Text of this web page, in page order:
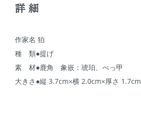
詳細
作家名 狛
種 類●提げ
素 材●鹿角 象嵌：琥珀、べっ甲
大きさ●縦 3.7cm×横 2.0cm×厚さ 1.7cm